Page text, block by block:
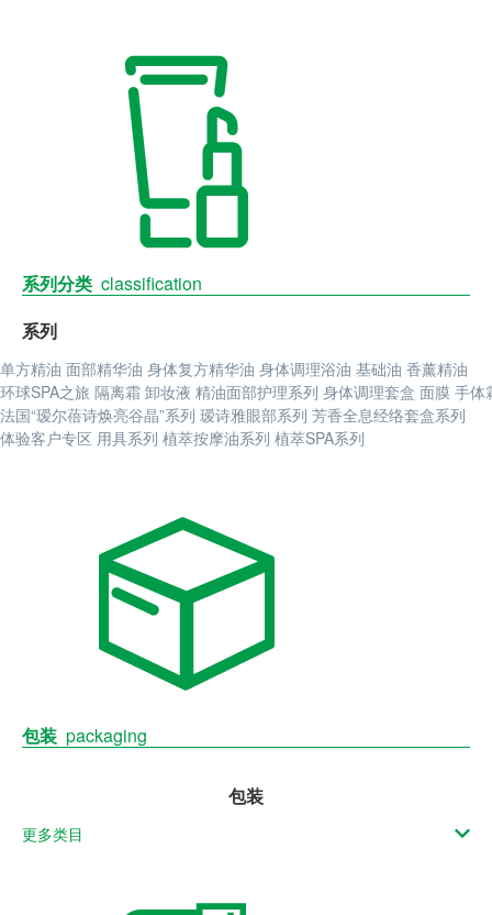
系列分类 classification
系列
单方精油 面部精华油 身体复方精华油 身体调理浴油 基础油 香薰精油
环球SPA之旅 隔离霜 卸妆液 精油面部护理系列 身体调理套盒 面膜 手体
法国“瑷尔蓓诗焕亮谷晶”系列 瑷诗雅眼部系列 芳香全息经络套盒系列
体验客户专区 用具系列 植萃按摩油系列 植萃SPA系列
包装 packaging
包装
更多类目